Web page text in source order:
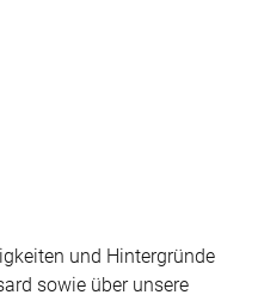
und Hintergründe
sowie über unsere